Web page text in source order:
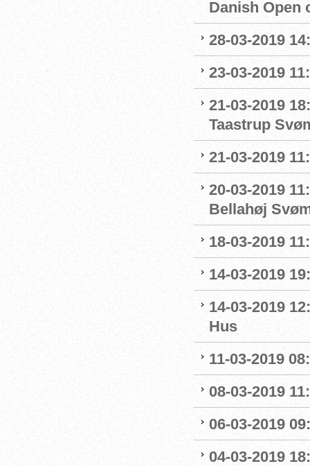
Danish Open
28-03-2019
23-03-2019
21-03-2019
Taastrup
21-03-2019
20-03-2019
Bellahøj
18-03-2019
14-03-2019
14-03-2019
Hus
11-03-2019
08-03-2019
06-03-2019
04-03-2019